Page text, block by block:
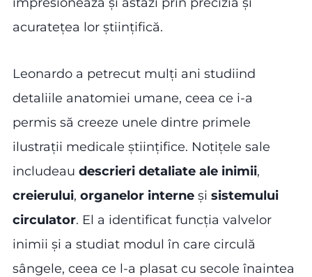
acuratețea lor științifică.
Leonardo a petrecut mulți ani studiind
detaliile anatomiei umane, ceea ce i-a
permis să creeze unele dintre primele
ilustrații medicale științifice. Notițele sale
includeau descrieri detaliate ale inimii,
creierului, organelor interne și sistemului
circulator. El a identificat funcția valvelor
inimii și a studiat modul în care circulă
sângele, ceea ce l-a plasat cu secole înaintea